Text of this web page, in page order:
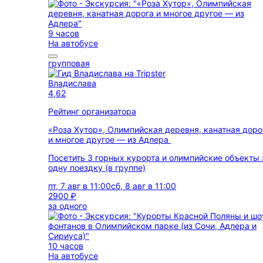
9 часов
На автобусе
групповая
Владислава
4,62
Рейтинг организатора
«Роза Хутор», Олимпийская деревня, канатная
и многое другое — из Адлера
Посетить 3 горных курорта и олимпийские объекты
одну поездку (в группе)
пт, 7 авг в 11:00сб, 8 авг в 11:00
2900 ₽
за одного
10 часов
На автобусе